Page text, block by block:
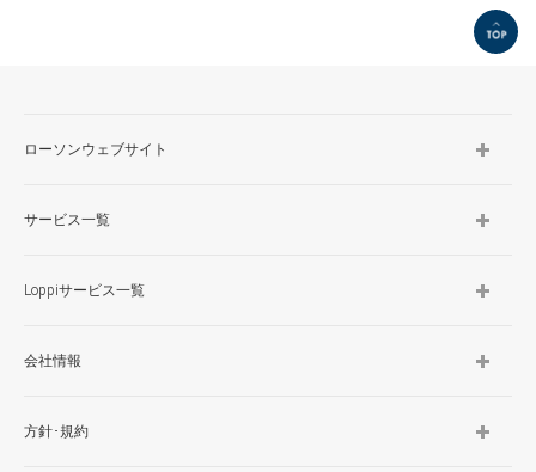
ローソンウェブサイト
サービス一覧
Loppiサービス一覧
会社情報
方針･規約